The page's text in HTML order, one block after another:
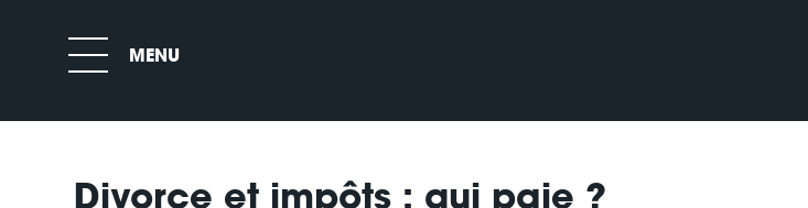
Divorce et impôts : qui paie ?